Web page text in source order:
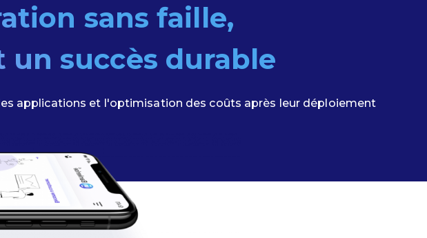
sans faille,
succès durable
applications et l'optimisation des coûts après leur déploiement